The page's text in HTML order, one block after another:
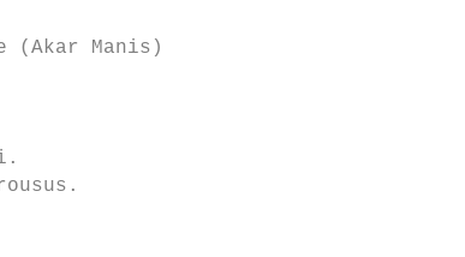
(Akar Manis)